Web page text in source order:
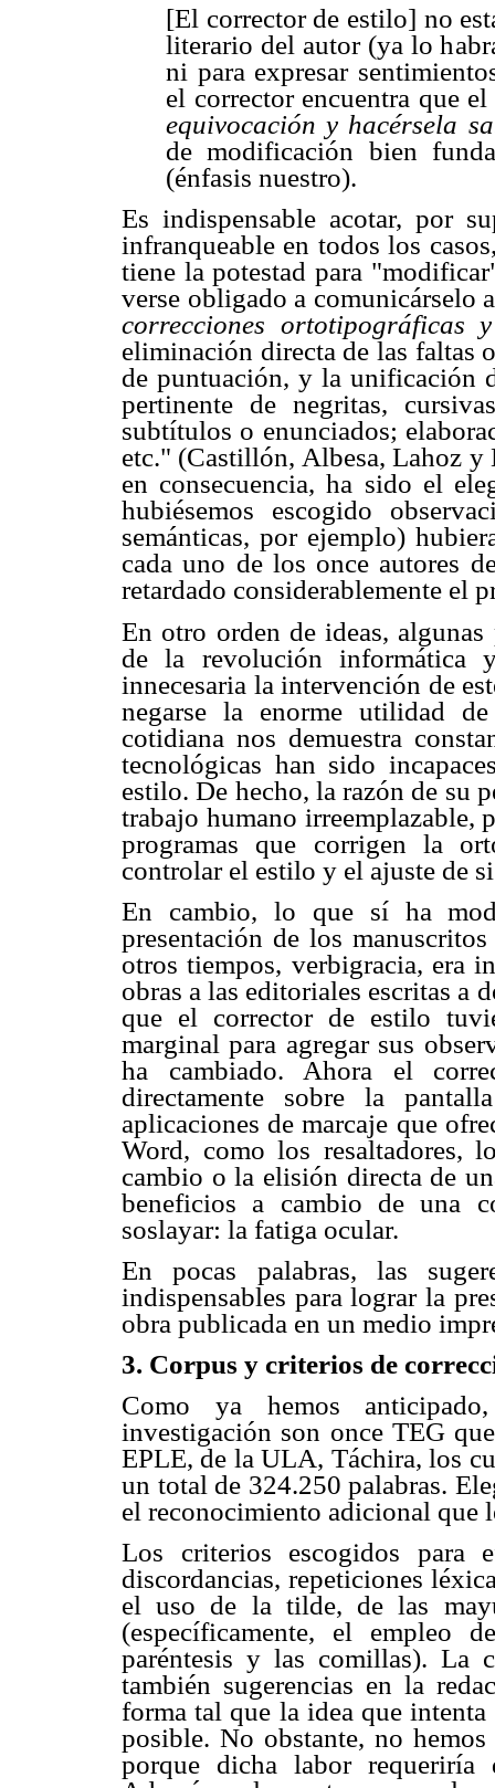
[El corrector de estilo] no
literario del autor (ya lo
ni para expresar
el corrector encuentra que
equivocación y hacérsela
de modificación bien
(énfasis nuestro).
Es indispensable acotar, por
infranqueable en todos los
tiene la potestad para
verse obligado a comunicárselo
correcciones ortotipográficas
eliminación directa de las faltas
de puntuación, y la unificación
pertinente de negritas,
subtítulos o enunciados;
etc." (Castillón, Albesa, Lahoz y
en consecuencia, ha sido el
hubiésemos escogido
semánticas, por ejemplo)
cada uno de los once autores
retardado considerablemente el
En otro orden de ideas, algunas
de la revolución informática
innecesaria la intervención de
negarse la enorme utilidad de
cotidiana nos demuestra
tecnológicas han sido
estilo. De hecho, la razón de su
trabajo humano irreemplazable,
programas que corrigen la
controlar el estilo y el ajuste de
En cambio, lo que sí ha
presentación de los
otros tiempos, verbigracia, era
obras a las editoriales escritas a
que el corrector de estilo
marginal para agregar sus
ha cambiado. Ahora el
directamente sobre la
aplicaciones de marcaje que
Word, como los resaltadores,
cambio o la elisión directa de
beneficios a cambio de una
soslayar: la fatiga ocular.
En pocas palabras, las
indispensables para lograr la
obra publicada en un medio
3. Corpus y criterios de
Como ya hemos
investigación son once TEG
EPLE, de la ULA, Táchira, los
un total de 324.250 palabras.
el reconocimiento adicional que
Los criterios escogidos para
discordancias, repeticiones
el uso de la tilde, de las
(específicamente, el empleo
paréntesis y las comillas). La
también sugerencias en la
forma tal que la idea que
posible. No obstante, no
porque dicha labor requeriría